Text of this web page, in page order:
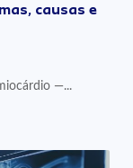
causas e
—...